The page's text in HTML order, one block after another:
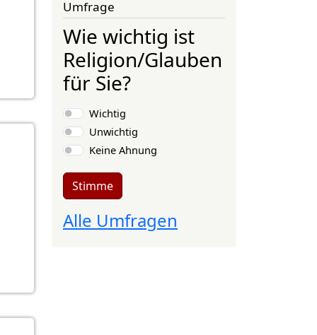
Umfrage
Wie wichtig ist
Religion/Glauben
für Sie?
Auswahlmöglichkeiten
Wichtig
Unwichtig
Keine Ahnung
Stimme
Alle Umfragen